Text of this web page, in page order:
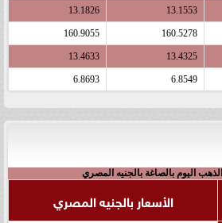
13.1553
13.1826
160.5278
160.9055
13.4325
13.4633
6.8549
6.8693
اليوم بالصاغة بالجنيه المصري
الأسعار بالجنيه المصري